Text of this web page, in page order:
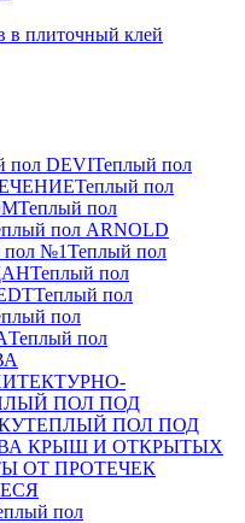
в плиточный клей
пол DEVIТеплый пол
Теплый пол
Теплый пол
пол ARNOLD
пол №1Теплый пол
Теплый пол
Теплый пол
пол
Теплый пол
ПОЛ ПОД
ТЕПЛЫЙ ПОЛ ПОД
КРЫШ И ОТКРЫТЫХ
ОТ ПРОТЕЧЕК
пол